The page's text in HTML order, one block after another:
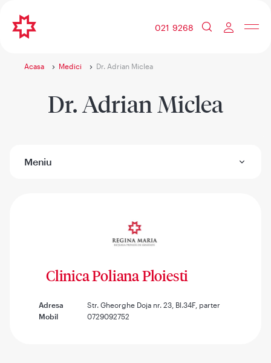
021 9268
Acasa Medici Dr. Adrian Miclea
Dr. Adrian Miclea
Meniu
Clinica Poliana Ploiesti
Adresa
Str. Gheorghe Doja nr. 23, Bl.34F, parter
Mobil
0729092752